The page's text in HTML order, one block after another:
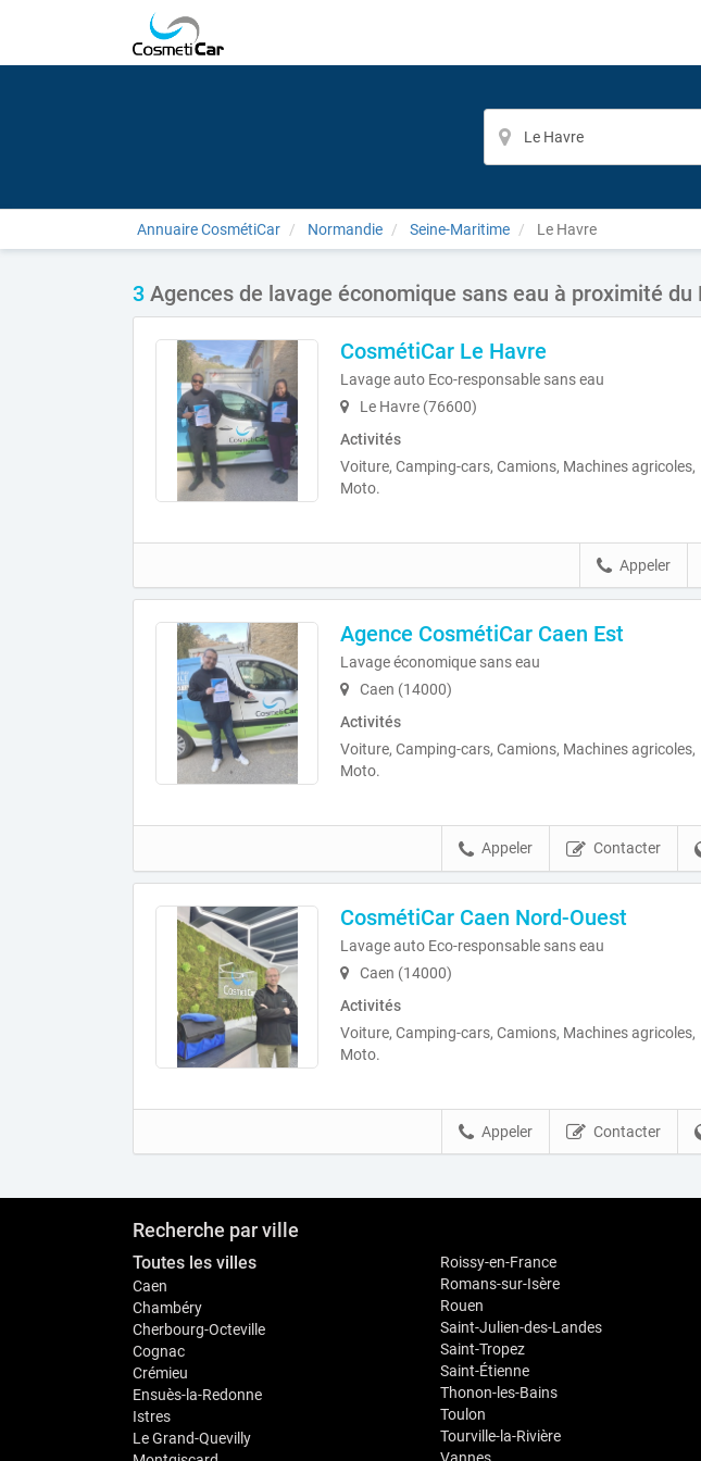
Annuaire CosmétiCar Normandie Seine-Maritime Le Havre
3 Agences de lavage économique sans eau à proximité du
CosmétiCar Le Havre
Lavage auto Eco-responsable sans eau
Le Havre (76600)
Activités
Voiture, Camping-cars, Camions, Machines agricoles,
Moto.
Appeler
Agence CosmétiCar Caen Est
Lavage économique sans eau
Caen (14000)
Activités
Voiture, Camping-cars, Camions, Machines agricoles,
Moto.
Contacter
Appeler
CosmétiCar Caen Nord-Ouest
Lavage auto Eco-responsable sans eau
Caen (14000)
Activités
Voiture, Camping-cars, Camions, Machines agricoles,
Moto.
Contacter
Appeler
Recherche par ville
Toutes les villes
Caen
Chambéry
Cherbourg-Octeville
Cognac
Crémieu
Ensuès-la-Redonne
Istres
Le Grand-Quevilly
Roissy-en-France
Romans-sur-Isère
Rouen
Saint-Julien-des-Landes
Saint-Tropez
Saint-Étienne
Thonon-les-Bains
Toulon
Tourville-la-Rivière